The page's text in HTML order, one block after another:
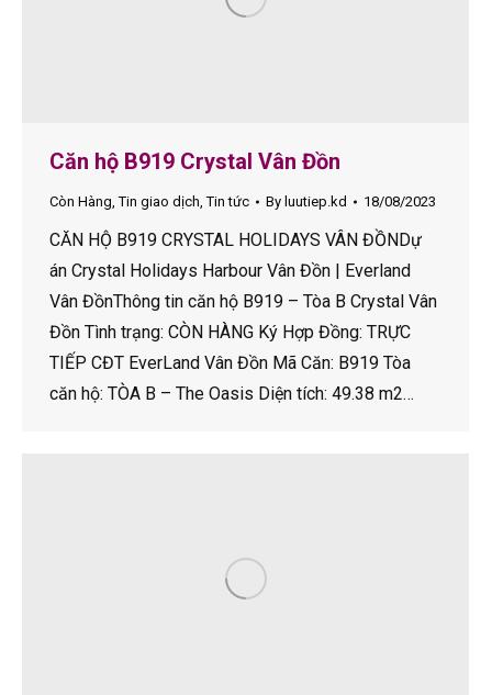
Căn hộ B919 Crystal Vân Đồn
Còn Hàng,Tin giao dịch,Tin tức By luutiep.kd 18/08/2023
CĂN HỘ B919 CRYSTAL HOLIDAYS VÂN ĐỒNDự
án Crystal Holidays Harbour Vân Đồn | Everland
Vân ĐồnThông tin căn hộ B919 – Tòa B Crystal Vân
Đồn Tình trạng: CÒN HÀNG Ký Hợp Đồng: TRỰC
TIẾP CĐT EverLand Vân Đồn Mã Căn: B919 Tòa
căn hộ: TÒA B – The Oasis Diện tích: 49.38 m2…